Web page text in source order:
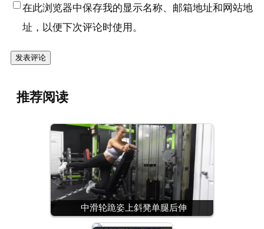
在此浏览器中保存我的显示名称、邮箱地址和网站地
址，以便下次评论时使用。
推荐阅读
中滑轮跪姿上斜凳单腿后伸